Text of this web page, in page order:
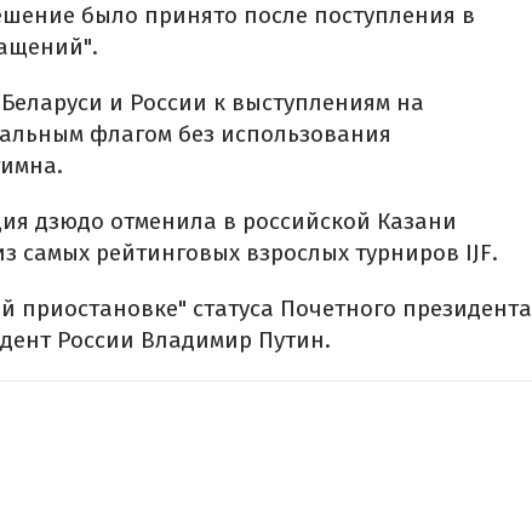
было принято после поступления в
и России к выступлениям на
флагом без использования
дзюдо отменила в российской Казани
рейтинговых взрослых турниров IJF.
приостановке" статуса Почетного президента
России Владимир Путин.